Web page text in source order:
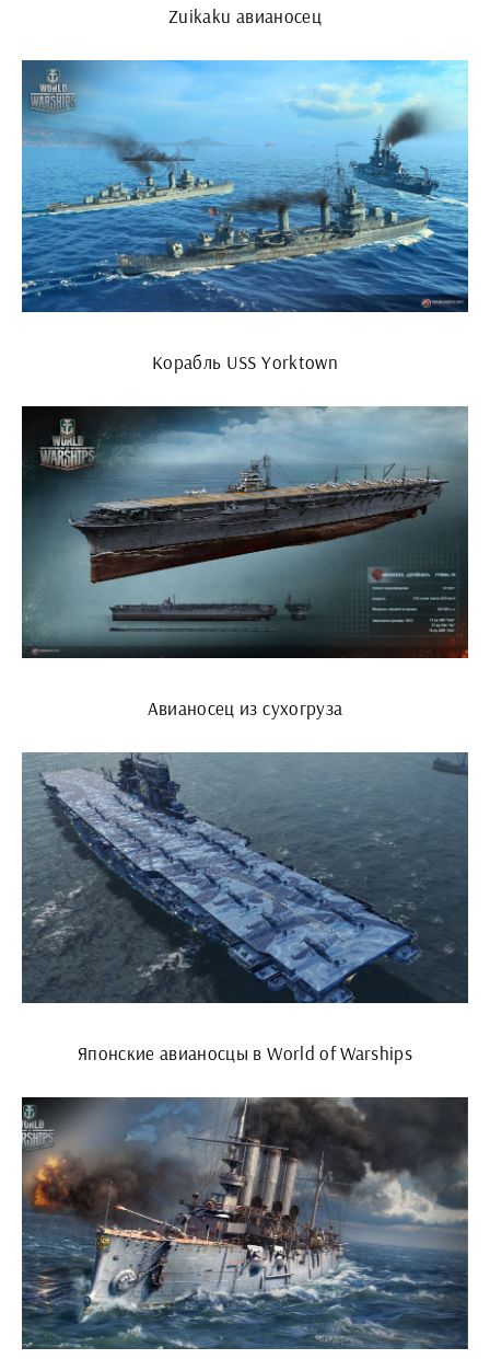
Zuikaku авианосец
Корабль USS Yorktown
Авианосец из сухогруза
Японские авианосцы в World of Warships